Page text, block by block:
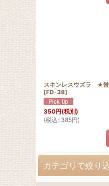
スキンレスウズラ ★
[FD-38]
350円(税別)
(税込 : 385円)
カテゴリで絞り